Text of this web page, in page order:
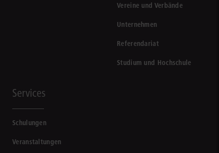
Vereine und Verbände
Unternehmen
Referendariat
Studium und Hochschule
Services
Schulungen
Veranstaltungen